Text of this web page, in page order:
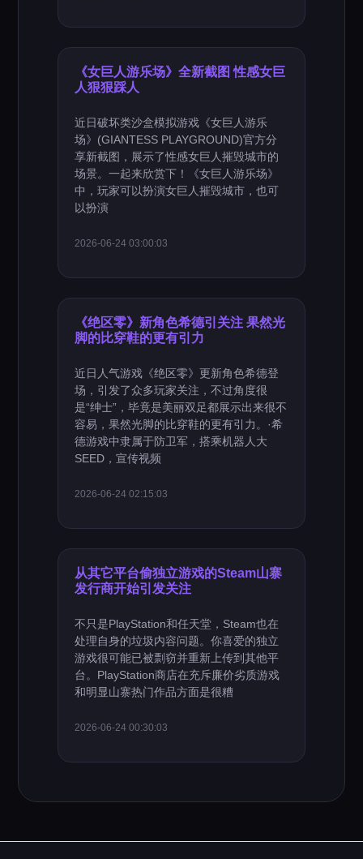
《女巨人游乐场》全新截图 性感女巨
人狠狠踩人
近日破坏类沙盒模拟游戏《女巨人游乐
场》(GIANTESS PLAYGROUND)官方分
享新截图，展示了性感女巨人摧毁城市的
场景。一起来欣赏下！《女巨人游乐场》
中，玩家可以扮演女巨人摧毁城市，也可
以扮演
2026-06-24 03:00:03
《绝区零》新角色希德引关注 果然光
脚的比穿鞋的更有引力
近日人气游戏《绝区零》更新角色希德登
场，引发了众多玩家关注，不过角度很
是“绅士”，毕竟是美丽双足都展示出来很不
容易，果然光脚的比穿鞋的更有引力。·希
德游戏中隶属于防卫军，搭乘机器人大
SEED，宣传视频
2026-06-24 02:15:03
从其它平台偷独立游戏的Steam山寨
发行商开始引发关注
不只是PlayStation和任天堂，Steam也在
处理自身的垃圾内容问题。你喜爱的独立
游戏很可能已被剽窃并重新上传到其他平
台。PlayStation商店在充斥廉价劣质游戏
和明显山寨热门作品方面是很糟
2026-06-24 00:30:03